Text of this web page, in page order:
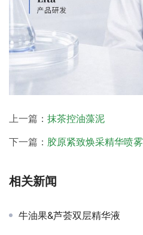
上一篇： 抹茶控油藻泥
下一篇： 胶原紧致焕采精华喷雾
相关新闻
牛油果&芦荟双层精华液